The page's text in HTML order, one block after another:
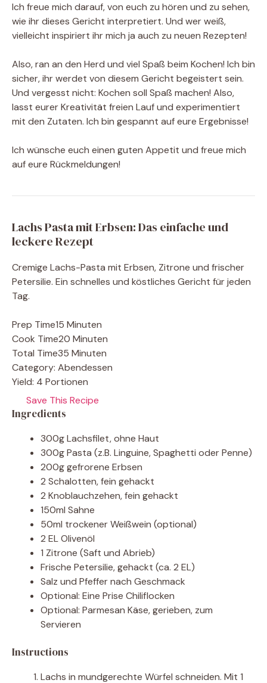
Ich freue mich darauf, von euch zu hören und zu sehen,
wie ihr dieses Gericht interpretiert. Und wer weiß,
vielleicht inspiriert ihr mich ja auch zu neuen Rezepten!
Also, ran an den Herd und viel Spaß beim Kochen! Ich bin
sicher, ihr werdet von diesem Gericht begeistert sein.
Und vergesst nicht: Kochen soll Spaß machen! Also,
lasst eurer Kreativität freien Lauf und experimentiert
mit den Zutaten. Ich bin gespannt auf eure Ergebnisse!
Ich wünsche euch einen guten Appetit und freue mich
auf eure Rückmeldungen!
Lachs Pasta mit Erbsen: Das einfache und
leckere Rezept
Cremige Lachs-Pasta mit Erbsen, Zitrone und frischer
Petersilie. Ein schnelles und köstliches Gericht für jeden
Tag.
Prep Time15 Minuten
Cook Time20 Minuten
Total Time35 Minuten
Category: Abendessen
Yield: 4 Portionen
Save This Recipe
Ingredients
300g Lachsfilet, ohne Haut
300g Pasta (z.B. Linguine, Spaghetti oder Penne)
200g gefrorene Erbsen
2 Schalotten, fein gehackt
2 Knoblauchzehen, fein gehackt
150ml Sahne
50ml trockener Weißwein (optional)
2 EL Olivenöl
1 Zitrone (Saft und Abrieb)
Frische Petersilie, gehackt (ca. 2 EL)
Salz und Pfeffer nach Geschmack
Optional: Eine Prise Chiliflocken
Optional: Parmesan Käse, gerieben, zum
Servieren
Instructions
Lachs in mundgerechte Würfel schneiden. Mit 1